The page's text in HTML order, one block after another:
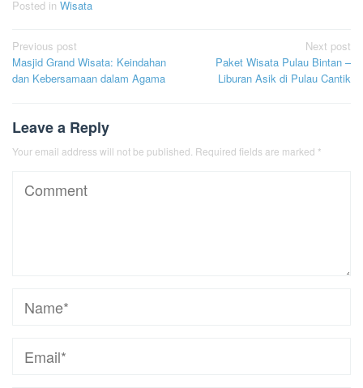
Posted in Wisata
Post
navigation
Previous post
Masjid Grand Wisata: Keindahan
dan Kebersamaan dalam Agama
Next post
Paket Wisata Pulau Bintan –
Liburan Asik di Pulau Cantik
Leave a Reply
Your email address will not be published. Required fields are marked *